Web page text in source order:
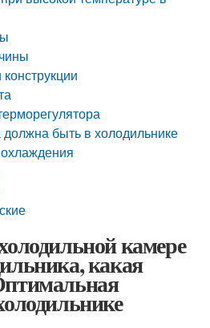
должна быть в холодильнике
камере
какая